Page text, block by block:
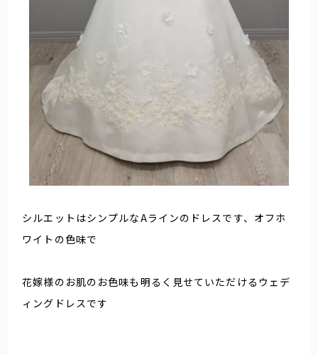
シルエットはシンプルなAラインのドレスです、オフホ
ワイトの色味で
花嫁様のお肌のお色味も明るく見せていただけるウェデ
ィングドレスです